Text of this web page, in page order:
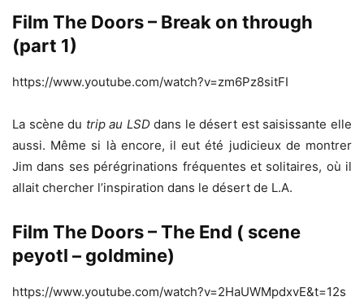
Film The Doors – Break on through
(part 1)
https://www.youtube.com/watch?v=zm6Pz8sitFI
La scène du trip au LSDdans le désert est saisissante elle
aussi. Même si là encore, il eut été judicieux de montrer
Jim dans ses pérégrinations fréquentes et solitaires, où il
allait chercher l’inspiration dans le désert de L.A.
Film The Doors – The End ( scene
peyotl – goldmine)
https://www.youtube.com/watch?v=2HaUWMpdxvE&t=12s